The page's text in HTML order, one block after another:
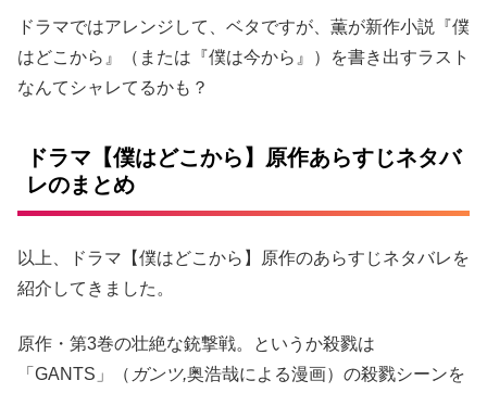
ドラマではアレンジして、ベタですが、薫が新作小説『僕
はどこから』（または『僕は今から』）を書き出すラスト
なんてシャレてるかも？
ドラマ【僕はどこから】原作あらすじネタバ
レのまとめ
以上、ドラマ【僕はどこから】原作のあらすじネタバレを
紹介してきました。
原作・第3巻の壮絶な銃撃戦。というか殺戮は
「GANTS」（ ガンツ,奥浩哉による漫画）の殺戮シーンを